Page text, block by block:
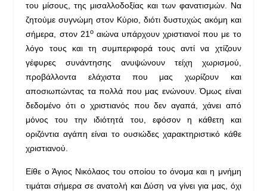
του μίσους, της μισαλλοδοξίας και των φανατισμών. Να
ζητούμε συγνώμη στον Κύριο, διότι δυστυχώς ακόμη και
σήμερα, στον 21οαιώνα υπάρχουν χριστιανοί που με το
λόγο τους και τη συμπεριφορά τους αντί να χτίζουν
γέφυρες συνάντησης ανυψώνουν τείχη χωρισμού,
προβάλλοντα ελάχιστα που μας χωρίζουν και
αποσιωπώντας τα πολλά που μας ενώνουν. Όμως είναι
δεδομένο ότι ο χριστιανός που δεν αγαπά, χάνει από
μόνος του την ιδιότητά του, εφόσον η κάθετη και
οριζόντια αγάπη είναι το ουσιώδες χαρακτηριστικό κάθε
χριστιανού.
Είθε ο Άγιος Νικόλαος του οποίου το όνομα και η μνήμη
τιμάται σήμερα σε ανατολή και Δύση να γίνει για μας, όχι